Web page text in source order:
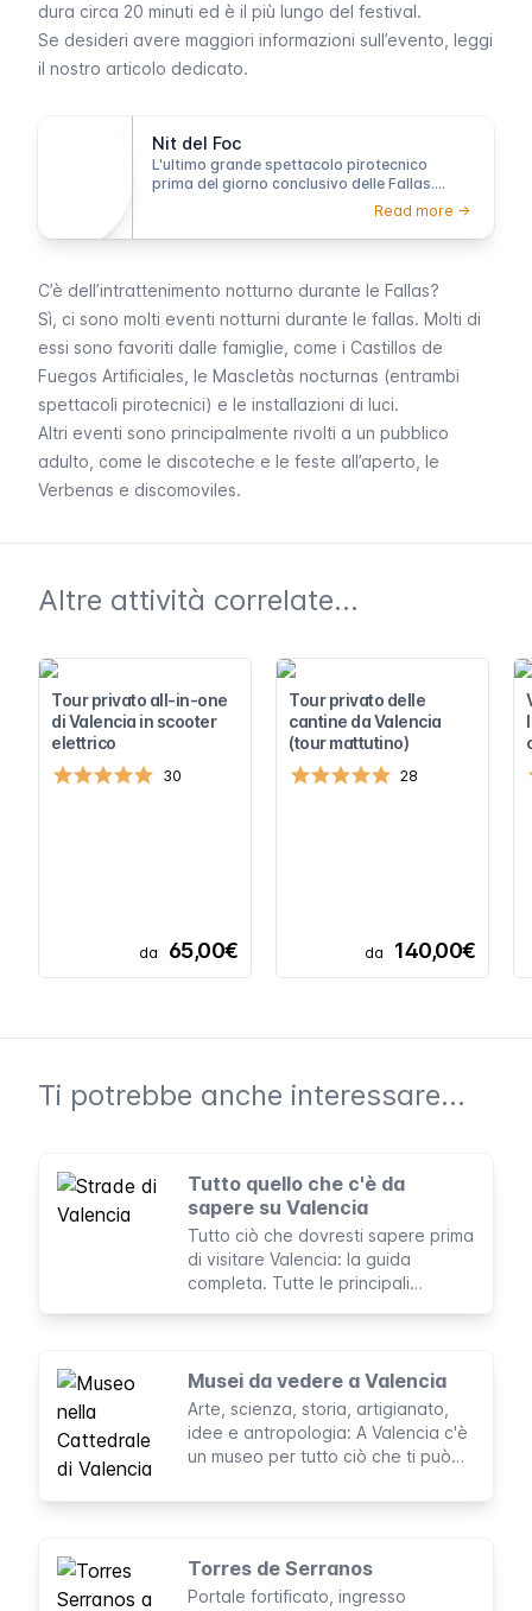
dura circa 20 minuti ed è il più lungo del festival.
Se desideri avere maggiori informazioni sull’evento, leggi
il nostro articolo dedicato.
Nit del Foc
L'ultimo grande spettacolo pirotecnico
prima del giorno conclusivo delle Fallas.
Venti minuti di colori e luci danzanti che
esplodono nel cielo buio di Valencia.
Read more ->
C’è dell’intrattenimento notturno durante le Fallas?
Sì, ci sono molti eventi notturni durante le fallas. Molti di
essi sono favoriti dalle famiglie, come i Castillos de
Fuegos Artificiales , le Mascletàs nocturnas (entrambi
spettacoli pirotecnici) e le installazioni di luci.
Altri eventi sono principalmente rivolti a un pubblico
adulto, come le discoteche e le feste all’aperto, le
Verbenas e discomoviles.
Altre attività correlate...
Tour privato all-in-one
di Valencia in scooter
elettrico
30
da 65,00€
Tour privato delle
cantine da Valencia
(tour mattutino)
28
da 140,00€
Ti potrebbe anche interessare...
Tutto quello che c'è da
sapere su Valencia
Tutto ciò che dovresti sapere prima
di visitare Valencia: la guida
completa. Tutte le principali
Musei da vedere a Valencia
Arte, scienza, storia, artigianato,
idee e antropologia: A Valencia c'è
un museo per tutto ciò che ti può
Torres de Serranos
Portale fortificato, ingresso